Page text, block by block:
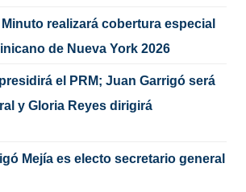
Minuto realizará cobertura especial
de Nueva York 2026
el PRM; Juan Garrigó será
y Gloria Reyes dirigirá
Mejía es electo secretario general